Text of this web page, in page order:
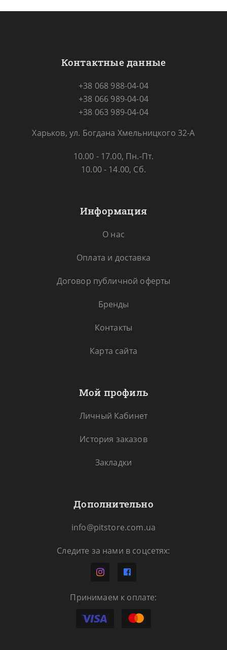
Контактные данные
+38 068 988-04-04
+38 066 989-04-04
+38 063 989-04-04
Харьков, ул. Богдана Хмельницкого 32-А
10.00 - 17.00, Пн.-Пт.
10.00 - 14.00, Сб.
Информация
О нас
Оплата и доставка
Договор публичной оферты
Бренды
Контакты
Карта сайта
Мой профиль
Личный Кабинет
История заказов
Закладки
Дополнительно
info@pitstore.com.ua
Следите за нами в соцсетях:
Принимаем к оплате: